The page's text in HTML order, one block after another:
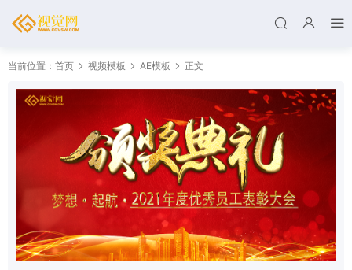
当前位置： 首页 视频模板 AE模板 正文